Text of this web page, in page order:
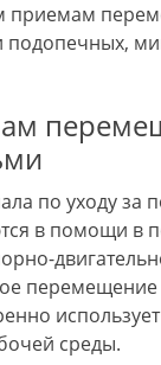
приемам
подопечных,
по уходу
в помощи в
среды.